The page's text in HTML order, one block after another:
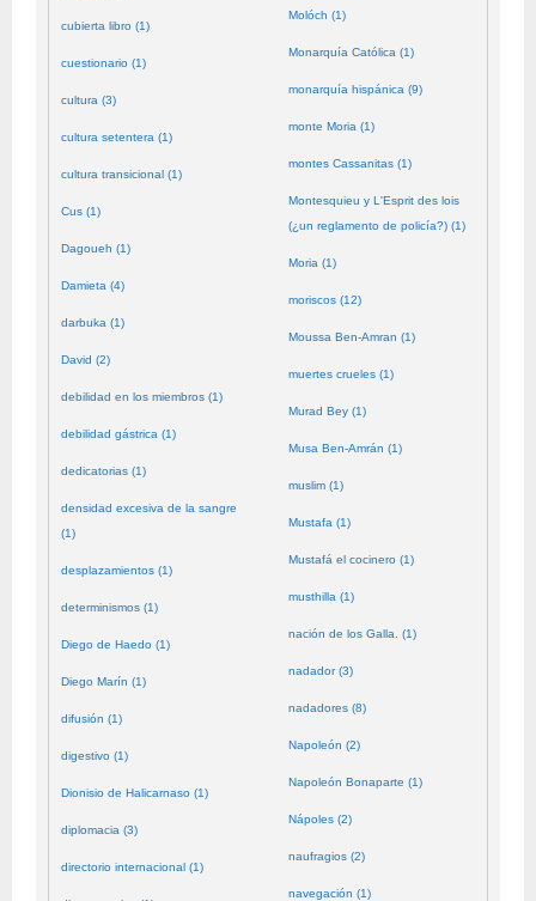
cubierta libro (1)
cuestionario (1)
cultura (3)
cultura setentera (1)
cultura transicional (1)
Cus (1)
Dagoueh (1)
Damieta (4)
darbuka (1)
David (2)
debilidad en los miembros (1)
debilidad gástrica (1)
dedicatorias (1)
densidad excesiva de la sangre
(1)
desplazamientos (1)
determinismos (1)
Diego de Haedo (1)
Diego Marín (1)
difusión (1)
digestivo (1)
Dionisio de Halicarnaso (1)
diplomacia (3)
directorio internacional (1)
Molóch (1)
Monarquía Católica (1)
monarquía hispánica (9)
monte Moria (1)
montes Cassanitas (1)
Montesquieu y L'Esprit des lois
(¿un reglamento de policía?) (1)
Moria (1)
moriscos (12)
Moussa Ben-Amran (1)
muertes crueles (1)
Murad Bey (1)
Musa Ben-Amrán (1)
muslim (1)
Mustafa (1)
Mustafá el cocinero (1)
musthilla (1)
nación de los Galla. (1)
nadador (3)
nadadores (8)
Napoleón (2)
Napoleón Bonaparte (1)
Nápoles (2)
naufragios (2)
navegación (1)